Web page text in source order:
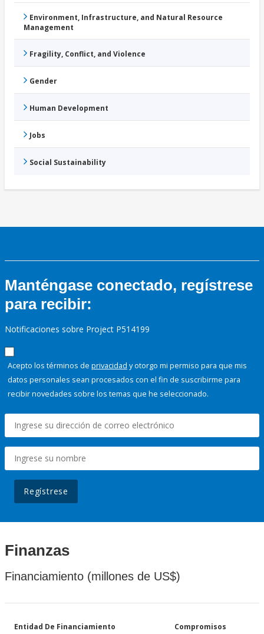
Environment, Infrastructure, and Natural Resource
Management
Fragility, Conflict, and Violence
Gender
Human Development
Jobs
Social Sustainability
Manténgase conectado, regístrese
para recibir:
Notificaciones sobre Project P514199
Acepto los términos de privacidad y otorgo mi permiso para que mis
datos personales sean procesados con el fin de suscribirme para
recibir novedades sobre los temas que he seleccionado.
Regístrese
Finanzas
Financiamiento (millones de US$)
Entidad De Financiamiento Compromisos